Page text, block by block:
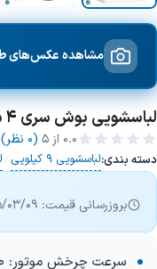
مشاهده عکس‌های
لباسشویی بوش سری 4 سفید 9 کیلویی
0.0 از ۵ (0 نظر)
دسته بندی:لباسشویی 9 کیلویی /
بروزرسانی قیمت: 1405/03/09
سرعت چرخش موتور: 1200دور